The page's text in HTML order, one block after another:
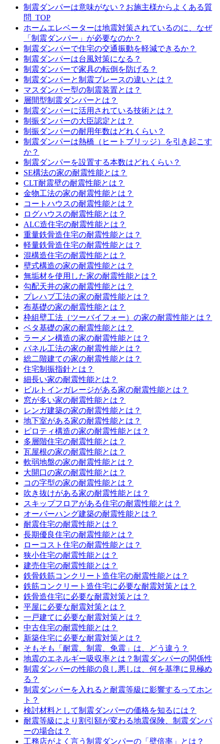
制震ダンパーは意味がない？お施主様からよくある質
問_TOP
ホームエレベーターは地震対策されているのに、なぜ
「制震ダンパー」が必要なのか？
制震ダンパーで住宅の交通振動を軽減できるか？
制震ダンパーは台風対策になる？
制震ダンパーで家具の転倒を防げる？
制震ダンパーと制震ブレースの違いとは？
マスダンパー型の制震装置とは？
層間型制震ダンパーとは？
制震ダンパーに活用されている技術とは？
制振ダンパーの大臣認定とは？
制振ダンパーの耐用年数はどれくらい？
制震ダンパーは熱橋（ヒートブリッジ）を引き起こす
か？
制震ダンパーを設置する本数はどれくらい？
SE構法の家の耐震性能とは？
CLT耐震壁の耐震性能とは？
金物工法の家の耐震性能とは？
コートハウスの耐震性能とは？
ログハウスの耐震性能とは？
ALC造住宅の耐震性能とは？
重量鉄骨造住宅の耐震性能とは？
軽量鉄骨造住宅の耐震性能とは？
混構造住宅の耐震性能とは？
壁式構造の家の耐震性能とは？
無垢材を使用した家の耐震性能とは？
勾配天井の家の耐震性能とは？
プレハブ工法の家の耐震性能とは？
布基礎の家の耐震性能とは？
枠組壁工法（ツーバイフォー）の家の耐震性能とは？
ベタ基礎の家の耐震性能とは？
ラーメン構造の家の耐震性能とは？
パネル工法の家の耐震性能とは？
総二階建ての家の耐震性能とは？
住宅制振指針とは？
細長い家の耐震性能とは？
ビルトインガレージがある家の耐震性能とは？
窓が多い家の耐震性能とは？
レンガ建築の家の耐震性能とは？
地下室がある家の耐震性能とは？
ピロティ構造の家の耐震性能とは？
多層階住宅の耐震性能とは？
瓦屋根の家の耐震性能とは？
軟弱地盤の家の耐震性能とは？
大開口の家の耐震性能とは？
コの字型の家の耐震性能とは？
吹き抜けがある家の耐震性能とは？
スキップフロアがある住宅の耐震性能とは？
オーバーハング建築の耐震性能とは？
耐震住宅の耐震性能とは？
長期優良住宅の耐震性能とは？
ローコスト住宅の耐震性能とは？
狭小住宅の耐震性能とは？
建売住宅の耐震性能とは？
鉄骨鉄筋コンクリート造住宅の耐震性能とは？
鉄筋コンクリート造住宅に必要な耐震対策とは？
鉄骨造住宅に必要な耐震対策とは？
平屋に必要な耐震対策とは？
一戸建てに必要な耐震対策とは？
中古住宅の耐震性能とは？
新築住宅に必要な耐震対策とは？
そもそも「耐震、制震、免震」は、どう違う？
地震のエネルギー吸収率とは？制震ダンパーの関係性
制震ダンパーの性能の良し悪しは、何を基準に見極め
る？
制震ダンパーを入れると耐震等級に影響するってホン
ト？
検討材料として制震ダンパーの価格を知るには？
耐震等級により割引額が変わる地震保険、制震ダンパ
ーの場合は？
工務店がよく言う制震ダンパーの「壁倍率」とは？